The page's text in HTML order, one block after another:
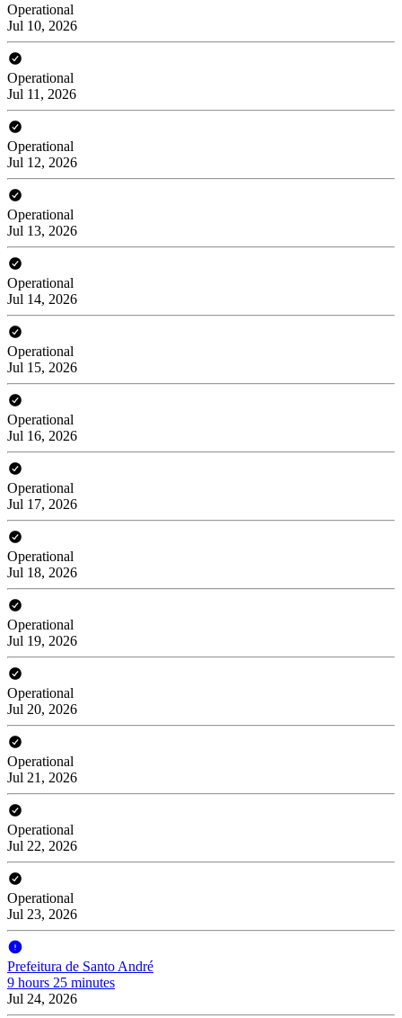
Operational
Jul 10, 2026
Operational
Jul 11, 2026
Operational
Jul 12, 2026
Operational
Jul 13, 2026
Operational
Jul 14, 2026
Operational
Jul 15, 2026
Operational
Jul 16, 2026
Operational
Jul 17, 2026
Operational
Jul 18, 2026
Operational
Jul 19, 2026
Operational
Jul 20, 2026
Operational
Jul 21, 2026
Operational
Jul 22, 2026
Operational
Jul 23, 2026
Prefeitura de Santo André
9 hours 25 minutes
Jul 24, 2026